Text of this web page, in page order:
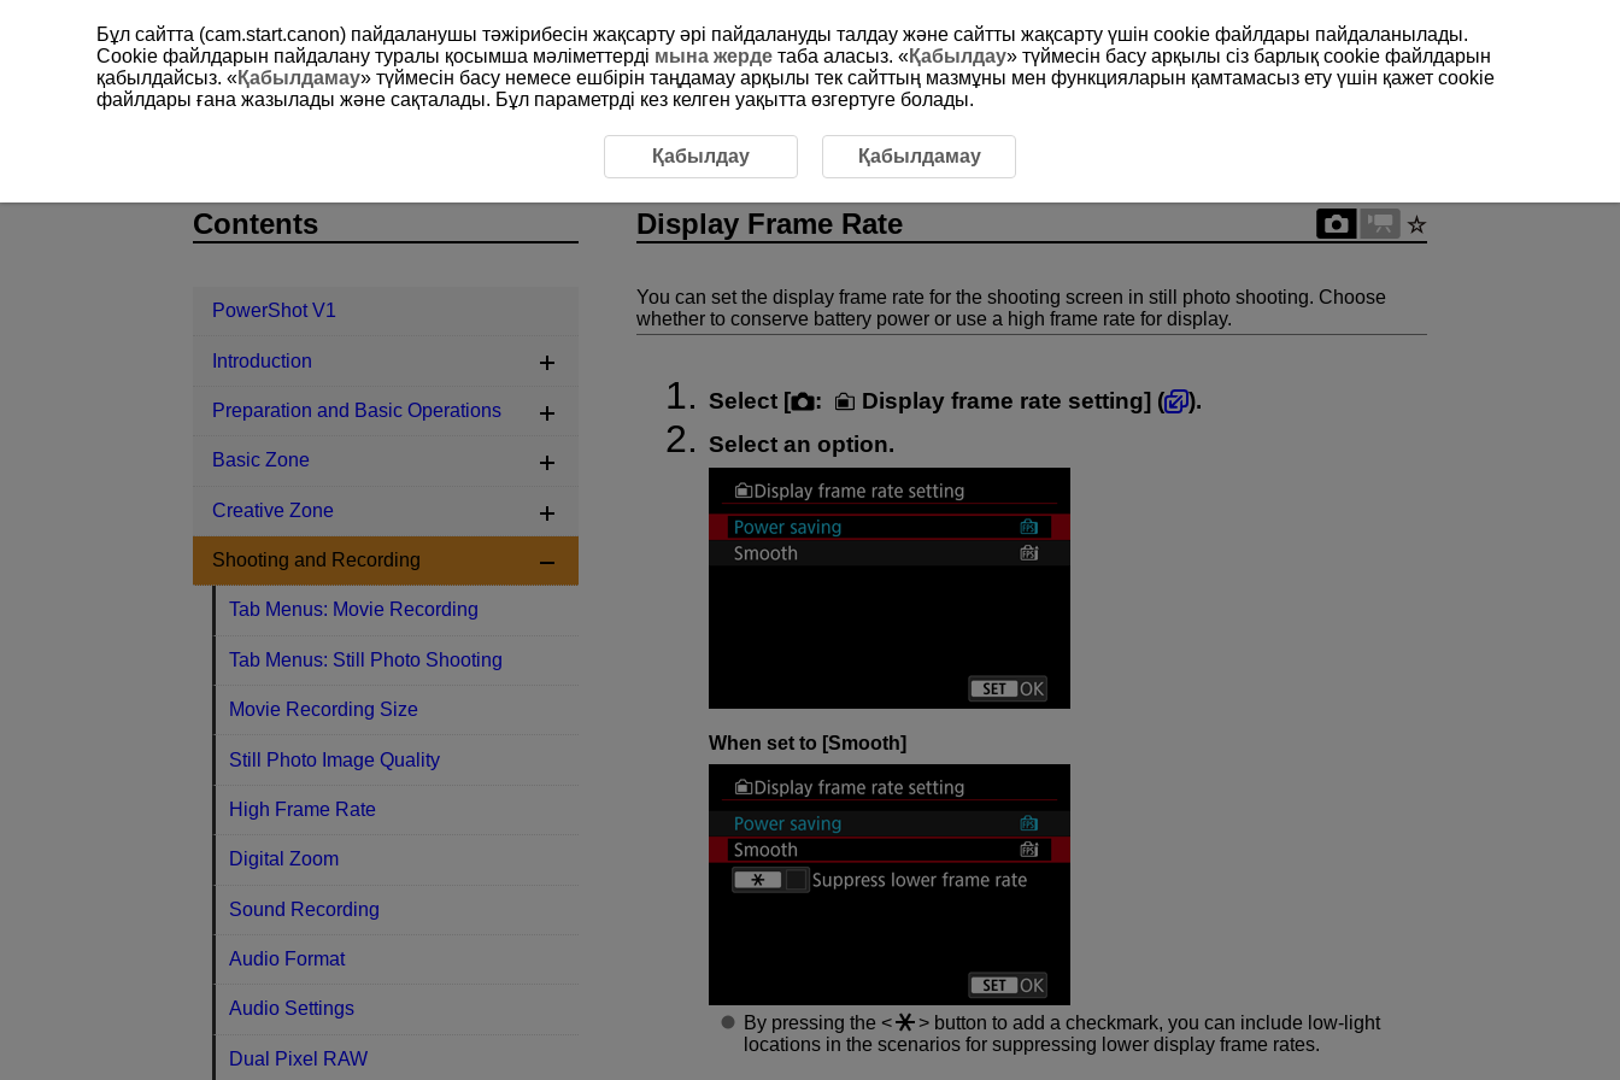
PowerShot V1 Shooting and Recording Display Frame Rate
Display Frame Rate
You can set the display frame rate for the shooting screen in still photo shooting. Choose
whether to conserve battery power or use a high frame rate for display.
Select [ : Display frame rate setting] (
).
Select an option.
When set to [Smooth]
By pressing the
button to add a checkmark, you can include low-light
locations in the scenarios for suppressing lower display frame rates.
Contents
PowerShot V1
Introduction
Preparation and Basic Operations
Basic Zone
Creative Zone
Shooting and Recording
Tab Menus: Movie Recording
Tab Menus: Still Photo Shooting
Movie Recording Size
Still Photo Image Quality
High Frame Rate
Digital Zoom
Sound Recording
Audio Format
Audio Settings
Dual Pixel RAW
Бұл сайтта (cam.start.canon) пайдаланушы тәжірибесін жақсарту әрі пайдалануды талдау және сайтты жақсарту үшін сookie файлдары пайдаланылады.
Cookie файлдарын пайдалану туралы қосымша мәліметтерді мына жерде таба аласыз. «Қабылдау» түймесін басу арқылы сіз барлық cookie файлдарын
қабылдайсыз. «Қабылдамау» түймесін басу немесе ешбірін таңдамау арқылы тек сайттың мазмұны мен функцияларын қамтамасыз ету үшін қажет cookie
файлдары ғана жазылады және сақталады. Бұл параметрді кез келген уақытта өзгертуге болады.
Қабылдау Қабылдамау